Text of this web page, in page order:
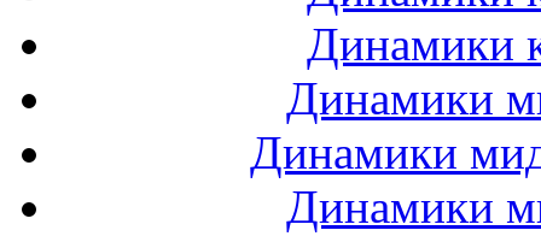
Динамики
Динамики
Динамики
Динамики